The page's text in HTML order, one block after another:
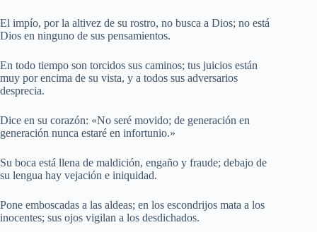
El impío, por la altivez de su rostro, no busca a Dios; no está
Dios en ninguno de sus pensamientos.
En todo tiempo son torcidos sus caminos; tus juicios están
muy por encima de su vista, y a todos sus adversarios
desprecia.
Dice en su corazón: «No seré movido; de generación en
generación nunca estaré en infortunio.»
Su boca está llena de maldición, engaño y fraude; debajo de
su lengua hay vejación e iniquidad.
Pone emboscadas a las aldeas; en los escondrijos mata a los
inocentes; sus ojos vigilan a los desdichados.